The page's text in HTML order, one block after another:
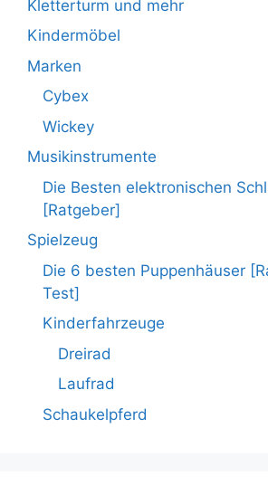
Kletterturm und mehr
Kindermöbel
Marken
Cybex
Wickey
Musikinstrumente
Die Besten elektronischen
[Ratgeber]
Spielzeug
Die 6 besten Puppenhäuser
Test]
Kinderfahrzeuge
Dreirad
Laufrad
Schaukelpferd